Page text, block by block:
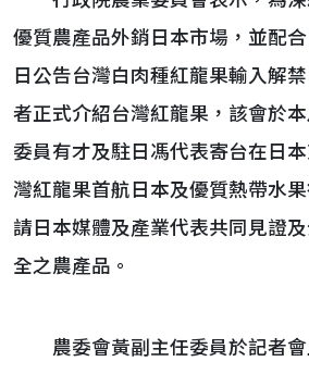
優質農產品外銷日本市場，並配
日公告台灣白肉種紅龍果輸入解
者正式介紹台灣紅龍果，該會於
委員有才及駐日馮代表寄台在日
灣紅龍果首航日本及優質熱帶水
請日本媒體及產業代表共同見證
全之農產品。
農委會黃副主任委員於記者會